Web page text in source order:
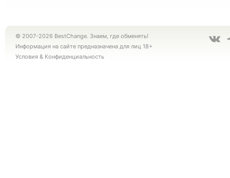
© 2007-2026 BestChange. Знаем, где обменять!
Информация на сайте предназначена для лиц 18+
Условия & Конфиденциальность